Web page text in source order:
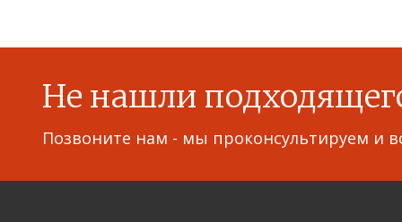
Не нашли
Позвоните нам - мы проконсультируем и